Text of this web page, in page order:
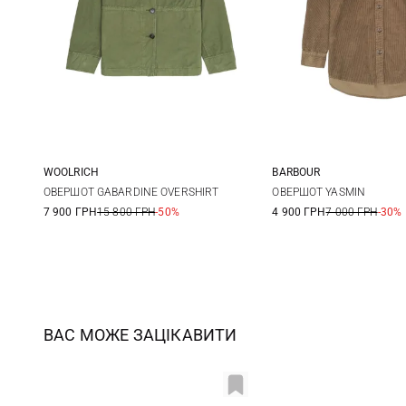
XS S M
WOOLRICH
ОВЕРШОТ GABARDINE OVERSHIRT
7 900 ГРН15 800 ГРН-50%
8 10
BARBOUR
ОВЕРШОТ YASMIN
4 900 ГРН7 000 ГРН-30%
ВАС МОЖЕ ЗАЦІКАВИТИ